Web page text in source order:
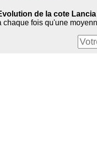
de la cote
chaque fois qu'une